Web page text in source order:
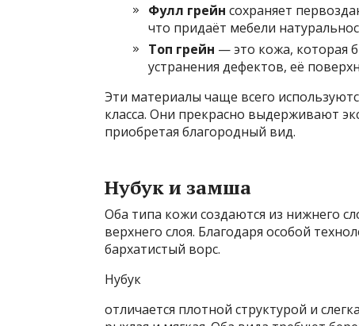
Фулл грейн сохраняет
что придаёт мебели
Топ грейн — это кожа, которая
устранения дефектов, её
Эти материалы чаще всего
класса. Они прекрасно выдерживают
приобретая благородный вид.
Нубук и замша
Оба типа кожи создаются из нижнего
верхнего слоя. Благодаря особой
бархатистый ворс.
Нубук
отличается плотной структурой и